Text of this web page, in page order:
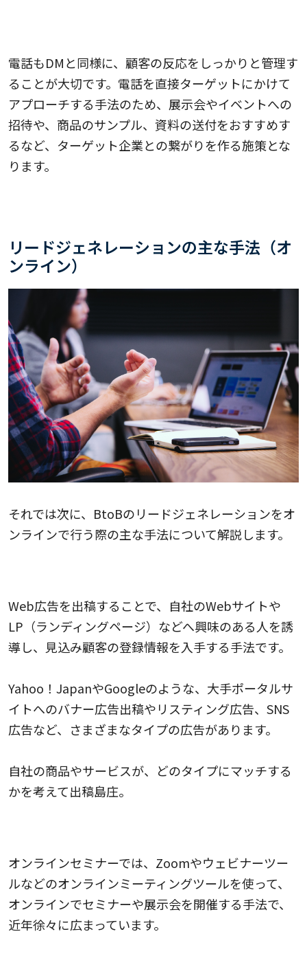
電話もDMと同様に、顧客の反応をしっかりと管理す
ることが大切です。電話を直接ターゲットにかけて
アプローチする手法のため、展示会やイベントへの
招待や、商品のサンプル、資料の送付をおすすめす
るなど、ターゲット企業との繋がりを作る施策とな
ります。
リードジェネレーションの主な手法（オ
ンライン）
それでは次に、BtoBのリードジェネレーションをオ
ンラインで行う際の主な手法について解説します。
Web広告を出稿することで、自社のWebサイトや
LP（ランディングページ）などへ興味のある人を誘
導し、見込み顧客の登録情報を入手する手法です。
Yahoo！JapanやGoogleのような、大手ポータルサ
イトへのバナー広告出稿やリスティング広告、SNS
広告など、さまざまなタイプの広告があります。
自社の商品やサービスが、どのタイプにマッチする
かを考えて出稿島庄。
オンラインセミナーでは、Zoomやウェビナーツー
ルなどのオンラインミーティングツールを使って、
オンラインでセミナーや展示会を開催する手法で、
近年徐々に広まっています。